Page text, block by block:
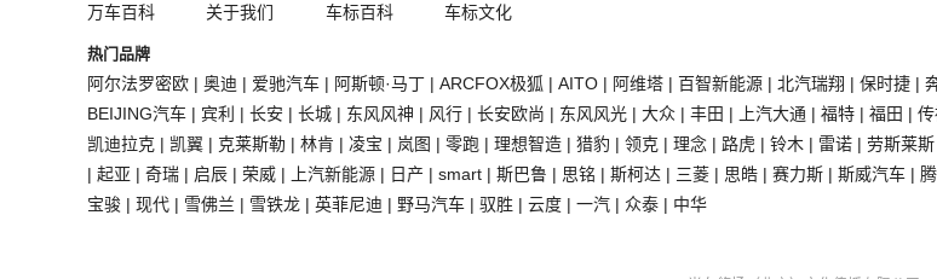
万车百科
关于我们 车标百科 车标文化
热门品牌
阿尔法罗密欧 | 奥迪 | 爱驰汽车 | 阿斯顿·马丁 | ARCFOX极狐 | AITO | 阿维塔 | 百智新能源 | 北汽瑞翔 | 保时捷 |
BEIJING汽车 | 宾利 | 长安 | 长城 | 东风风神 | 风行 | 长安欧尚 | 东风风光 | 大众 | 丰田 | 上汽大通 | 福特 | 福田 |
凯迪拉克 | 凯翼 | 克莱斯勒 | 林肯 | 凌宝 | 岚图 | 零跑 | 理想智造 | 猎豹 | 领克 | 理念 | 路虎 | 铃木 | 雷诺 | 劳斯莱斯
| 起亚 | 奇瑞 | 启辰 | 荣威 | 上汽新能源 | 日产 | smart | 斯巴鲁 | 思铭 | 斯柯达 | 三菱 | 思皓 | 赛力斯 | 斯威汽车 |
宝骏 | 现代 | 雪佛兰 | 雪铁龙 | 英菲尼迪 | 野马汽车 | 驭胜 | 云度 | 一汽 | 众泰 | 中华